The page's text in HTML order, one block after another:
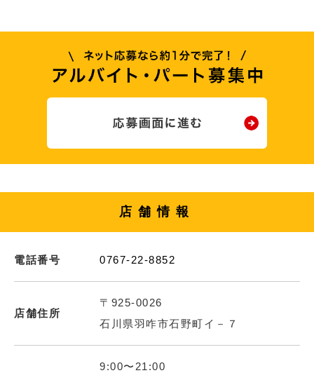
店舗情報
電話番号 0767-22-8852
店舗住所
〒925-0026
石川県羽咋市石野町イ－７
9:00〜21:00